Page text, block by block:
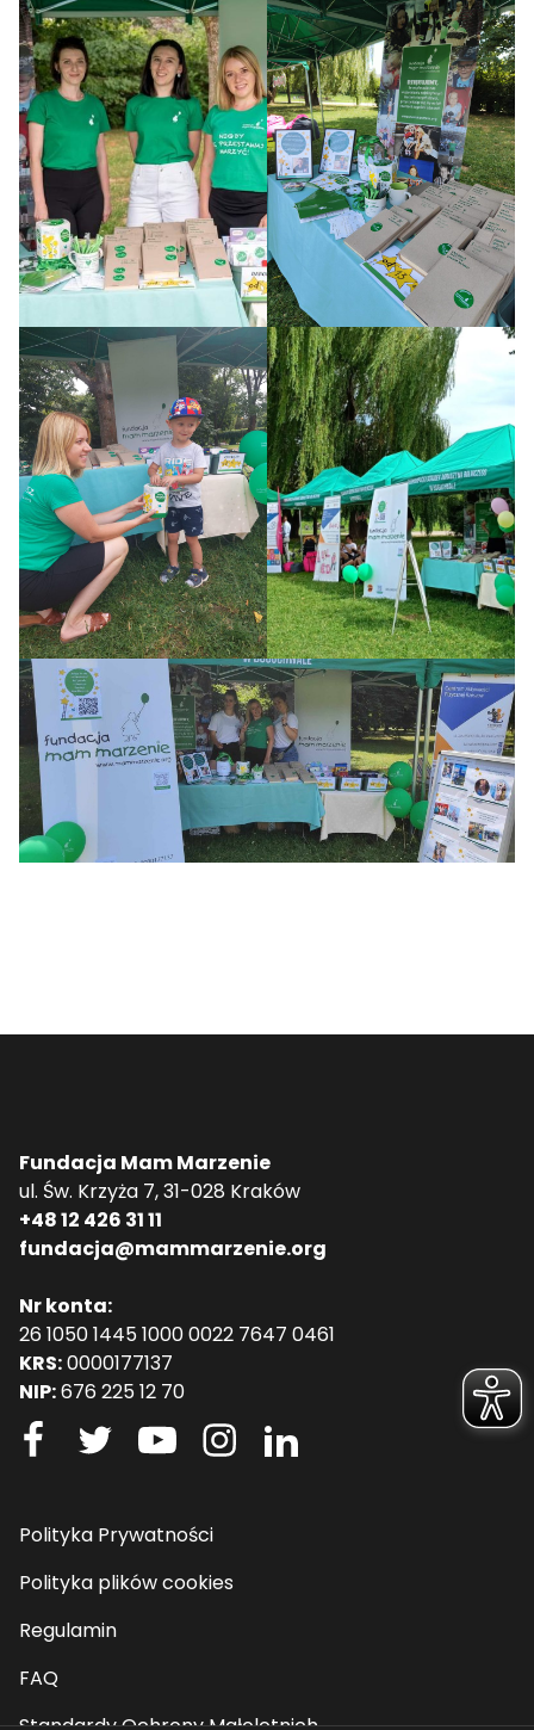
Fundacja Mam Marzenie
ul. Św. Krzyża 7, 31-028 Kraków
+48 12 426 31 11
fundacja@mammarzenie.org
Nr konta:
26 1050 1445 1000 0022 7647 0461
KRS:0000177137
NIP:676 225 12 70
Polityka Prywatności
Polityka plików cookies
Regulamin
FAQ